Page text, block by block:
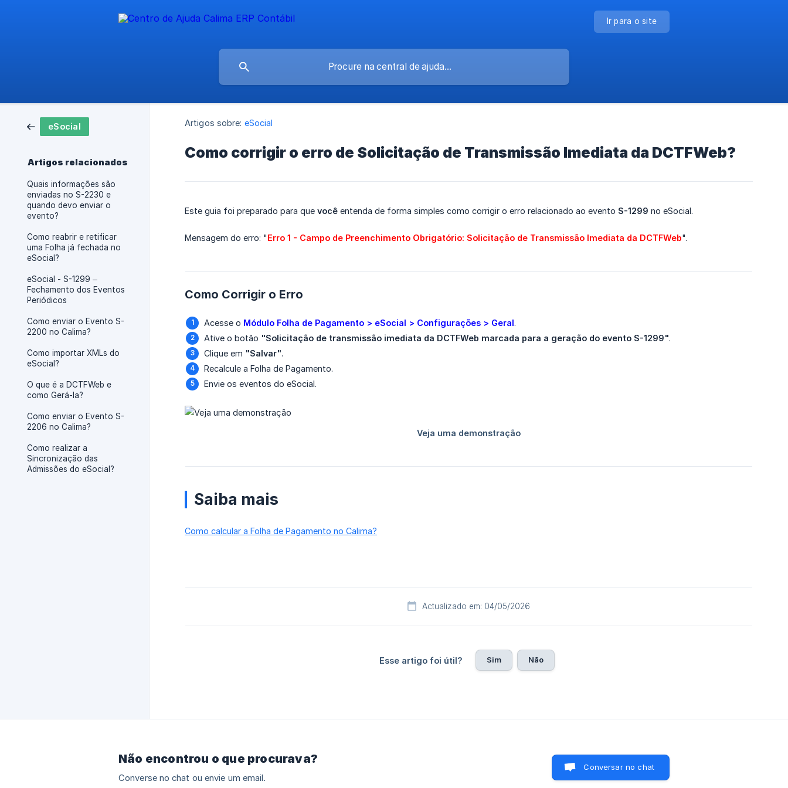
Ir para o site
eSocial
Artigos relacionados
Quais informações são
enviadas no S-2230 e
quando devo enviar o
evento?
Como reabrir e retificar
uma Folha já fechada no
eSocial?
eSocial - S-1299 –
Fechamento dos Eventos
Periódicos
Como enviar o Evento S-
2200 no Calima?
Como importar XMLs do
eSocial?
O que é a DCTFWeb e
como Gerá-la?
Como enviar o Evento S-
2206 no Calima?
Como realizar a
Sincronização das
Admissões do eSocial?
Artigos sobre: eSocial
Como corrigir o erro de Solicitação de Transmissão Imediata da DCTFWeb?
Este guia foi preparado para que você entenda de forma simples como corrigir o erro relacionado ao evento S-1299 no eSocial.
Mensagem do erro: "Erro 1 - Campo de Preenchimento Obrigatório: Solicitação de Transmissão Imediata da DCTFWeb".
Como Corrigir o Erro
Acesse o Módulo Folha de Pagamento > eSocial > Configurações > Geral.
Ative o botão "Solicitação de transmissão imediata da DCTFWeb marcada para a geração do evento S-1299".
Clique em "Salvar".
Recalcule a Folha de Pagamento.
Envie os eventos do eSocial.
Saiba mais
Como calcular a Folha de Pagamento no Calima?
Actualizado em: 04/05/2026
Esse artigo foi útil? Sim Não
Não encontrou o que procurava?
Converse no chat ou envie um email.
Conversar no chat